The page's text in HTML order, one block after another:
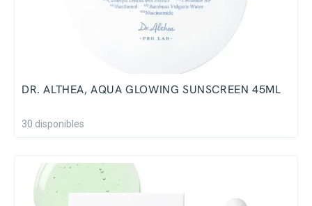
DR. ALTHEA, AQUA GLOWING SUNSCREEN 45ML
30 disponibles